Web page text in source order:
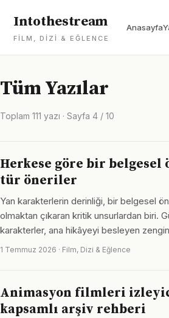
Intothestream
FILM, DIZI & EĞLENCE
Anasayfa
Tüm Yazılar
Toplam 111 yazı · Sayfa 4 / 10
Herkese göre bir
tür öneriler
Yan karakterlerin derinliği, bir belgesel
olmaktan çıkaran kritik unsurlardan biri.
karakterler, ana hikâyeyi besleyen
1 Temmuz 2026 · Film, Dizi & Eğlence
Animasyon filmleri
kapsamlı arşiv rehberi